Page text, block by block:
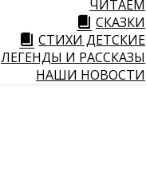
ЧИТАЕМ
СКАЗКИ
СТИХИ ДЕТСКИЕ
ЛЕГЕНДЫ И РАССКАЗЫ
НАШИ НОВОСТИ